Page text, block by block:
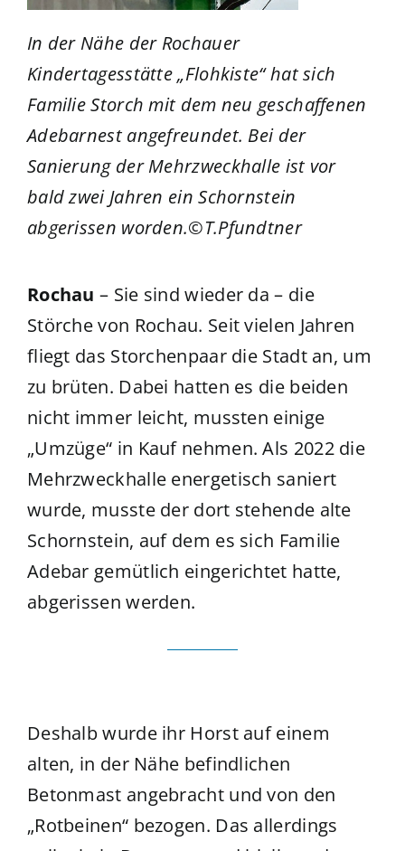
In der Nähe der Rochauer
Kindertagesstätte „Flohkiste“ hat sich
Familie Storch mit dem neu geschaffenen
Adebarnest angefreundet. Bei der
Sanierung der Mehrzweckhalle ist vor
bald zwei Jahren ein Schornstein
abgerissen worden.©T.Pfundtner
Rochau– Sie sind wieder da – die
Störche von Rochau. Seit vielen Jahren
fliegt das Storchenpaar die Stadt an, um
zu brüten. Dabei hatten es die beiden
nicht immer leicht, mussten einige
„Umzüge“ in Kauf nehmen. Als 2022 die
Mehrzweckhalle energetisch saniert
wurde, musste der dort stehende alte
Schornstein, auf dem es sich Familie
Adebar gemütlich eingerichtet hatte,
abgerissen werden.
Deshalb wurde ihr Horst auf einem
alten, in der Nähe befindlichen
Betonmast angebracht und von den
„Rotbeinen“ bezogen. Das allerdings